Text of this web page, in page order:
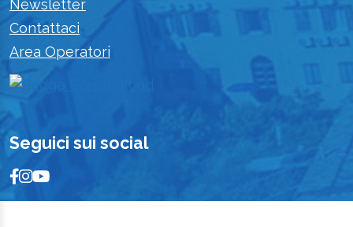
Newsletter
Contattaci
Area Operatori
Seguici sui social